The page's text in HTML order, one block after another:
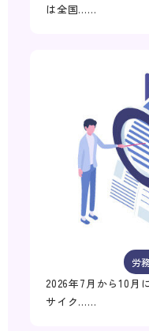
は全国……
労
2026年7月から10月
サイク……